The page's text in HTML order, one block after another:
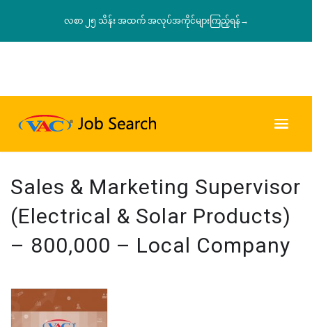
လစာ ၂၅ သိန်း အထက် အလုပ်အကိုင်များကြည့်ရန်→
Sales & Marketing Supervisor
(Electrical & Solar Products)
– 800,000 – Local Company